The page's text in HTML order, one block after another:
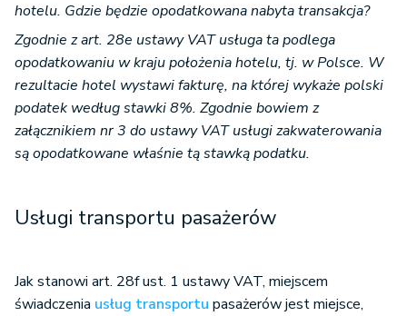
hotelu. Gdzie będzie opodatkowana nabyta transakcja?
Zgodnie z art. 28e ustawy VAT usługa ta podlega
opodatkowaniu w kraju położenia hotelu, tj. w Polsce. W
rezultacie hotel wystawi fakturę, na której wykaże polski
podatek według stawki 8%. Zgodnie bowiem z
załącznikiem nr 3 do ustawy VAT usługi zakwaterowania
są opodatkowane właśnie tą stawką podatku.
Usługi transportu pasażerów
Jak stanowi art. 28f ust. 1 ustawy VAT, miejscem
świadczenia usług transportu pasażerów jest miejsce,